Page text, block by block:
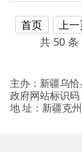
地 址：新疆克州